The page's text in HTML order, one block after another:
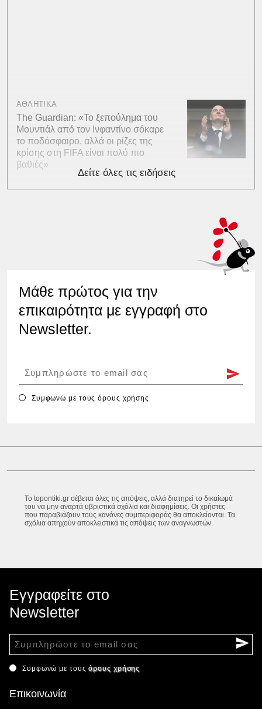
ΑΘΛΗΤΙΚΑ
The Guardian: «Το ξεπούλημα του
Μουντιάλ από τον Ινφαντίνο σόκαρε
το ποδόσφαιρο, αλλά οι ρίζες της
κρίσης στη FIFA είναι πολύ πιο
βαθιές»
Δείτε όλες τις ειδήσεις
Μάθε πρώτος για την
επικαιρότητα με εγγραφή στο
Newsletter.
Συμφωνώ με τουςόρους χρήσης
Το topontiki.gr σέβεται όλες τις απόψεις, αλλά διατηρεί το δικαίωμά
του να μην αναρτά υβριστικά σχόλια και διαφημίσεις. Οι χρήστες
που παραβιάζουν τους κανόνες συμπεριφοράς θα αποκλείονται. Τα
σχόλια απηχούν αποκλειστικά τις απόψεις των αναγνωστών.
Εγγραφείτε στο
Newsletter
Συμφωνώ με τουςόρους χρήσης
Επικοινωνία